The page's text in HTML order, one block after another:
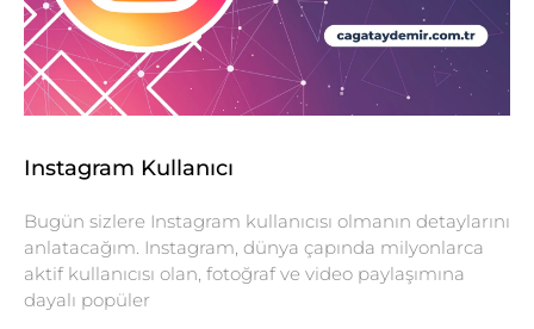
Instagram Kullanıcı
Bugün sizlere Instagram kullanıcısı olmanın detaylarını
anlatacağım. Instagram, dünya çapında milyonlarca
aktif kullanıcısı olan, fotoğraf ve video paylaşımına
dayalı popüler